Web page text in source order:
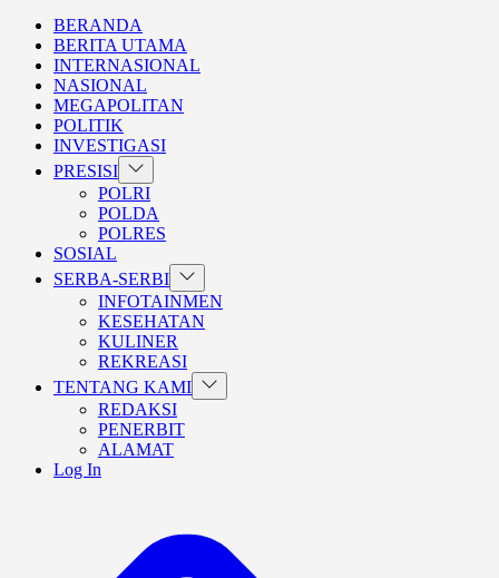
BERANDA
BERITA UTAMA
INTERNASIONAL
NASIONAL
MEGAPOLITAN
POLITIK
INVESTIGASI
PRESISI Show
sub
menu
POLRI
POLDA
POLRES
SOSIAL
SERBA-SERBI Show
sub
menu
INFOTAINMEN
KESEHATAN
KULINER
REKREASI
TENTANG KAMI Show
sub
REDAKSI
PENERBIT
ALAMAT
Log In